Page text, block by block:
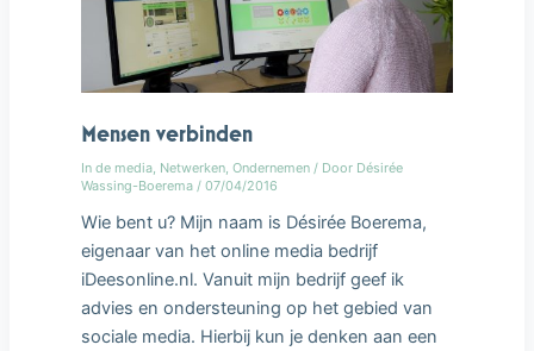
Mensen verbinden
In de media, Netwerken, Ondernemen/ Door Désirée
Wassing-Boerema / 07/04/2016
Wie bent u? Mijn naam is Désirée Boerema,
eigenaar van het online media bedrijf
iDeesonline.nl. Vanuit mijn bedrijf geef ik
advies en ondersteuning op het gebied van
sociale media. Hierbij kun je denken aan een